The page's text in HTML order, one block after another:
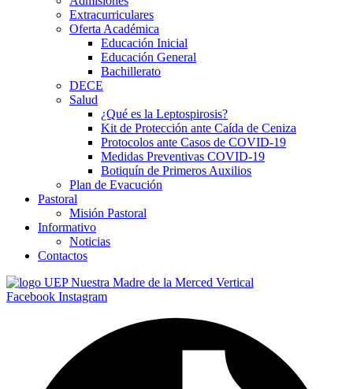
Extracurriculares
Oferta Académica
Educación Inicial
Educación General
Bachillerato
DECE
Salud
¿Qué es la Leptospirosis?
Kit de Protección ante Caída de Ceniza
Protocolos ante Casos de COVID-19
Medidas Preventivas COVID-19
Botiquín de Primeros Auxilios
Plan de Evacución
Pastoral
Misión Pastoral
Informativo
Noticias
Contactos
Facebook Instagram